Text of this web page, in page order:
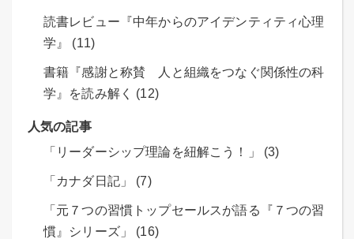
読書レビュー『中年からのアイデンティティ心理
学』 (11)
書籍『感謝と称賛 人と組織をつなぐ関係性の科
学』を読み解く (12)
人気の記事
「リーダーシップ理論を紐解こう！」 (3)
「カナダ日記」 (7)
「元７つの習慣トップセールスが語る『７つの習
慣』シリーズ」 (16)